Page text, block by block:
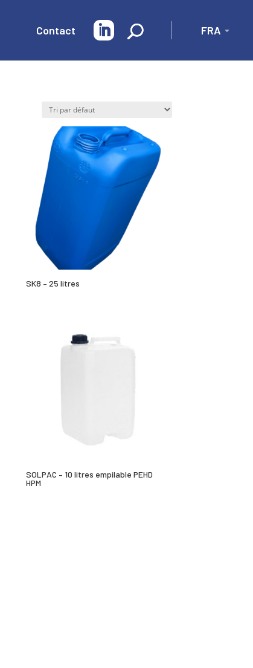
Contact
SK8 – 25 litres
SOLPAC – 10 litres empilable PEHD
HPM